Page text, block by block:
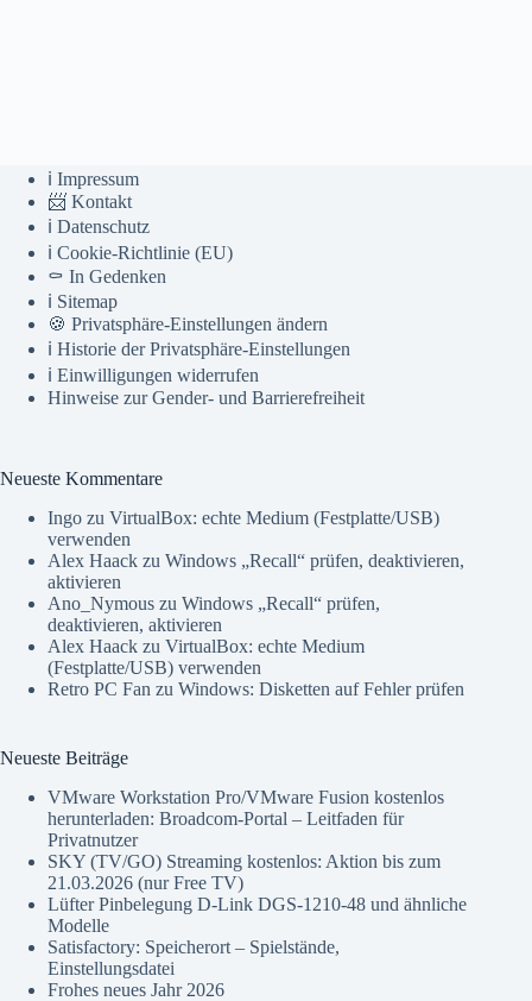
ℹ️ Impressum
📨 Kontakt
ℹ️ Datenschutz
ℹ️ Cookie-Richtlinie (EU)
⚰️ In Gedenken
ℹ️ Sitemap
🍪 Privatsphäre-Einstellungen ändern
ℹ️ Historie der Privatsphäre-Einstellungen
ℹ️ Einwilligungen widerrufen
Hinweise zur Gender- und Barrierefreiheit
Neueste Kommentare
Ingo zu VirtualBox: echte Medium (Festplatte/USB)
verwenden
Alex Haack zu Windows „Recall“ prüfen, deaktivieren,
aktivieren
Ano_Nymous zu Windows „Recall“ prüfen,
deaktivieren, aktivieren
Alex Haack zu VirtualBox: echte Medium
(Festplatte/USB) verwenden
Retro PC Fan zu Windows: Disketten auf Fehler prüfen
Neueste Beiträge
VMware Workstation Pro/VMware Fusion kostenlos
herunterladen: Broadcom-Portal – Leitfaden für
Privatnutzer
SKY (TV/GO) Streaming kostenlos: Aktion bis zum
21.03.2026 (nur Free TV)
Lüfter Pinbelegung D-Link DGS-1210-48 und ähnliche
Modelle
Satisfactory: Speicherort – Spielstände,
Einstellungsdatei
Frohes neues Jahr 2026